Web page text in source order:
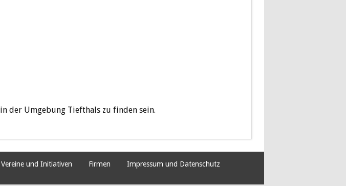
in der Umgebung Tiefthals zu finden sein.
Vereine und Initiativen Firmen Impressum und Datenschutz